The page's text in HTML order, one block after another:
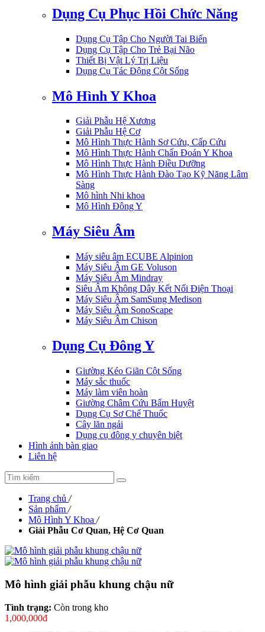
Dụng Cụ Phục Hồi Chức Năng
Dụng Cụ Tập Cho Người Tai Biến
Dụng Cụ Tập Cho Trẻ Bại Não
Thiết Bị Vật Lý Trị Liệu
Dụng Cụ Tác Động Cột Sống
Mô Hình Y Khoa
Giải Phẫu Hệ Xương
Giải Phẫu Hệ Cơ
Mô Hình Thực Hành Sơ Cứu, Cấp Cứu
Mô Hình Thực Hành Chẩn Đoán Y Khoa
Mô Hình Thực Hành Điều Dưỡng
Mô Hình Thực Hành Đào Tạo Kỹ Năng Lâm
Sàng
Mô hình Nhi khoa
Mô Hình Đông Y
Máy Siêu Âm
Máy siêu âm ECUBE Alpinion
Máy Siêu Âm GE Voluson
Máy Siêu Âm Mindray
Siêu Âm Không Dây Kết Nối Điện Thoại
Máy Siêu Âm SamSung Medison
Máy Siêu Âm SonoScape
Máy Siêu Âm Chison
Dụng Cụ Đông Y
Giường Kéo Giãn Cột Sống
Máy sắc thuốc
Máy làm viên hoàn
Giường Châm Cứu Bấm Huyệt
Dụng Cụ Sơ Chế Thuốc
Cây lăn ngải
Dụng cụ đông y chuyên biệt
Hình ảnh bàn giao
Liên hệ
Trang chủ /
Sản phẩm /
Mô Hình Y Khoa /
Giải Phẫu Cơ Quan, Hệ Cơ Quan
Mô hình giải phẫu khung chậu nữ
Tình trạng: Còn trong kho
1,000,000đ